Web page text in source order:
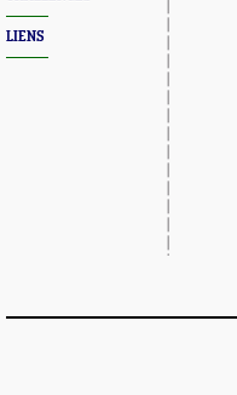
LIENS